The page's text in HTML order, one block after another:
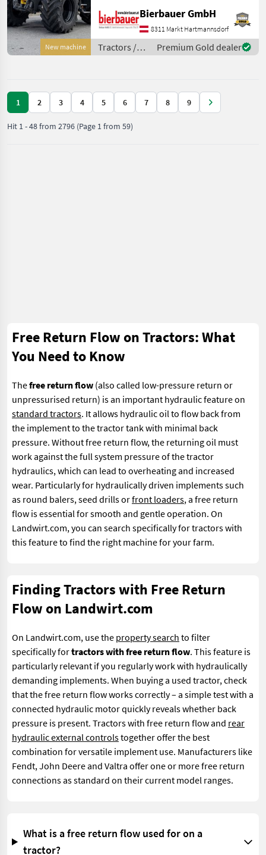
New machine
und kann nach
telefonischer Vereinbarung
gerne vor Ort besichtigt
werden. Neumaschine sofo
Bierbauer GmbH
8311 Markt Hartmannsdorf
Tractors /
Valtra
Premium Gold dealer
1 2 3 4 5 6 7 8 9
Hit 1-48from 2796 (Page 1 from 59)
Free Return Flow on Tractors: What
You Need to Know
Thefree return flow (also called low-pressure return or
unpressurised return) is an important hydraulic feature on
standard tractors. It allows hydraulic oil to flow back from
the implement to the tractor tank with minimal back
pressure. Without free return flow, the returning oil must
work against the full system pressure of the tractor
hydraulics, which can lead to overheating and increased
wear. Particularly for hydraulically driven implements such
as round balers, seed drills orfront loaders, a free return
flow is essential for smooth and gentle operation. On
Landwirt.com, you can search specifically for tractors with
this feature to find the right machine for your farm.
Finding Tractors with Free Return
Flow on Landwirt.com
On Landwirt.com, use the property search to filter
specifically fortractors with free return flow. This feature is
particularly relevant if you regularly work with hydraulically
demanding implements. When buying a used tractor, check
that the free return flow works correctly – a simple test with a
connected hydraulic motor quickly reveals whether back
pressure is present. Tractors with free return flow and rear
hydraulic external controlstogether offer the best
combination for versatile implement use. Manufacturers like
Fendt, John Deere and Valtra offer one or more free return
connections as standard on their current model ranges.
What is a free return flow used for on a
tractor?